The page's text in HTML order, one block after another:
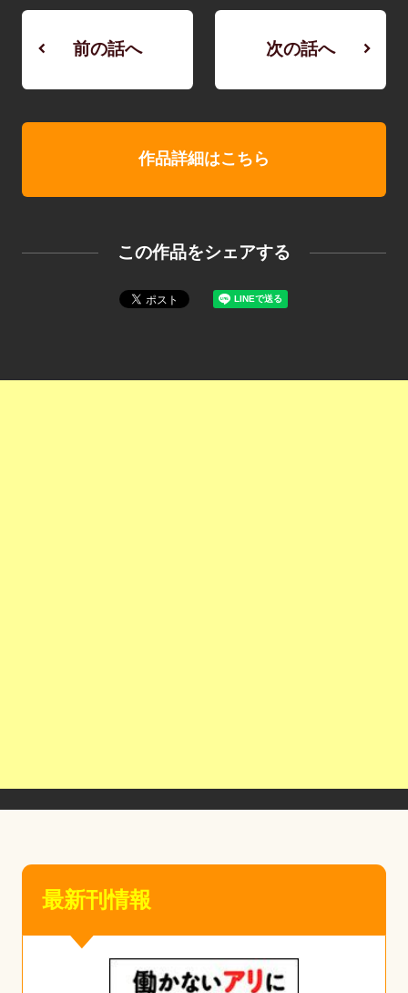
前の話へ 次の話へ
作品詳細はこちら
この作品をシェアする
最新刊情報